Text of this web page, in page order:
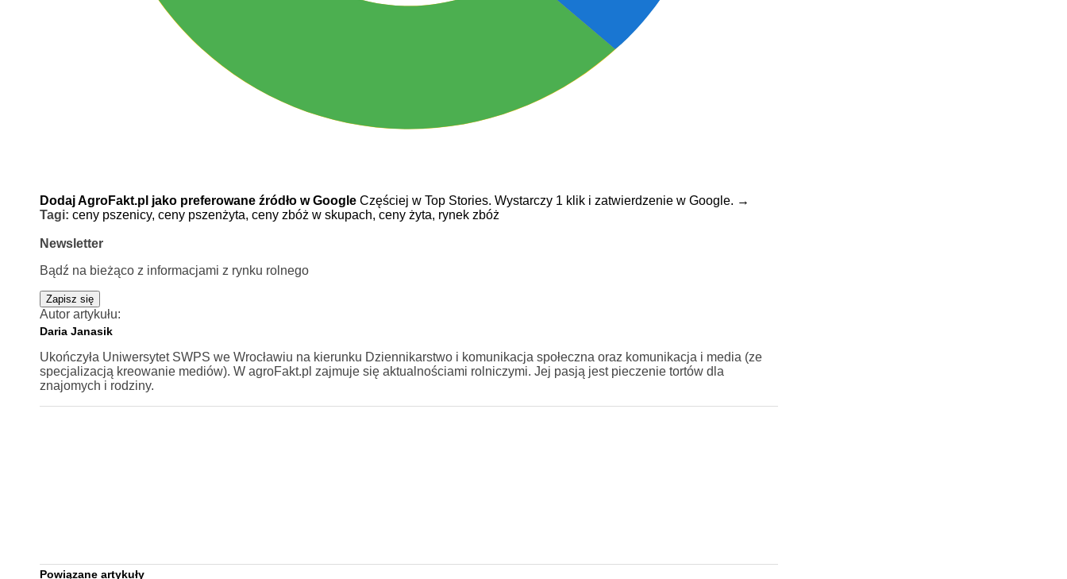
Dodaj AgroFakt.pl jako preferowane źródło w Google Częściej w Top Stories. Wystarczy 1 klik i zatwierdzenie w Google. →
Tagi: ceny pszenicy, ceny pszenżyta, ceny zbóż w skupach, ceny żyta, rynek zbóż
Newsletter
Bądź na bieżąco z informacjami z rynku rolnego
Zapisz się
Autor artykułu:
Daria Janasik
Ukończyła Uniwersytet SWPS we Wrocławiu na kierunku Dziennikarstwo i komunikacja społeczna oraz komunikacja i media (ze
specjalizacją kreowanie mediów). W agroFakt.pl zajmuje się aktualnościami rolniczymi. Jej pasją jest pieczenie tortów dla
znajomych i rodziny.
Powiązane artykuły